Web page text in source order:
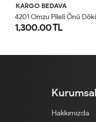
KARGO BEDAVA
5026 Efil Takım Lacivert
1,100.00 TL
Kurumsal
Hakkımızda